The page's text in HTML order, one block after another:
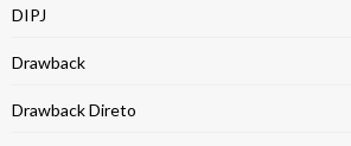
DIPJ
Drawback
Drawback Direto